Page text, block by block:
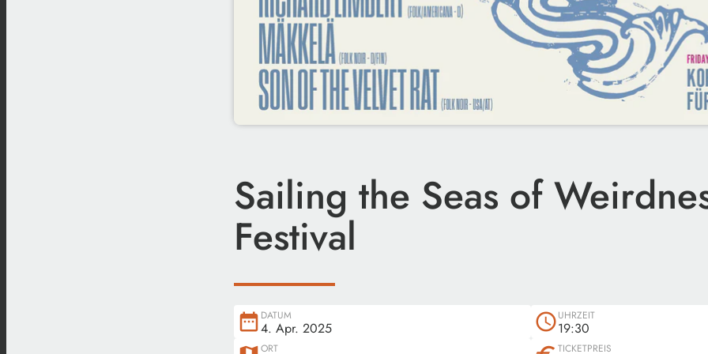
Sailing the Seas of
Festival
date_range DATUM
4. Apr. 2025 scheduleUHRZEIT
19:30
ORT TICKETPREIS